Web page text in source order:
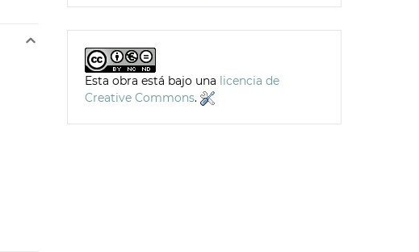
Esta obra está bajo una licencia de
Creative Commons.